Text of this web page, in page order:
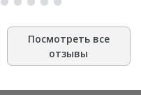
Посмотреть все
отзывы